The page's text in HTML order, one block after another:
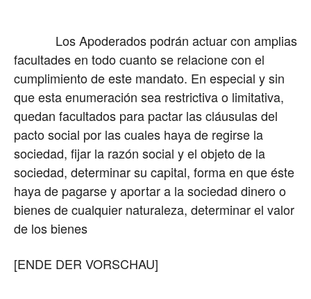
Los Apoderados podrán actuar con amplias
facultades en todo cuanto se relacione con el
cumplimiento de este mandato. En especial y sin
que esta enumeración sea restrictiva o limitativa,
quedan facultados para pactar las cláusulas del
pacto social por las cuales haya de regirse la
sociedad, fijar la razón social y el objeto de la
sociedad, determinar su capital, forma en que éste
haya de pagarse y aportar a la sociedad dinero o
bienes de cualquier naturaleza, determinar el valor
de los bienes
[ENDE DER VORSCHAU]